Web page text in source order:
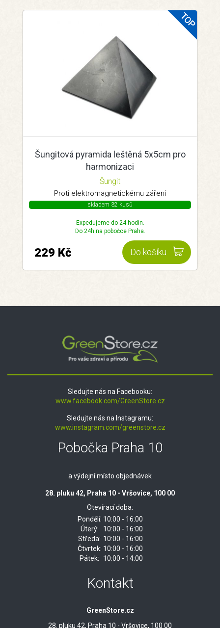
Šungitová pyramida leštěná 5x5cm pro
harmonizaci
Šungit
Proti elektromagnetickému záření
skladem 32 kusů
Expedujeme do 24 hodin.
Do 24h na pobočce Praha.
Do košíku
229 Kč
Sledujte nás na Facebooku:
www.facebook.com/GreenStore.cz
Sledujte nás na Instagramu:
www.instagram.com/greenstore.cz
Pobočka Praha 10
a výdejní místo objednávek
28. pluku 42, Praha 10 - Vršovice, 100 00
Otevírací doba:
Pondělí: 10:00 - 16:00
Úterý:
10:00 - 16:00
Středa: 10:00 - 16:00
Čtvrtek: 10:00 - 16:00
Pátek:
10:00 - 14:00
Kontakt
GreenStore.cz
28. pluku 42, Praha 10 - Vršovice, 100 00